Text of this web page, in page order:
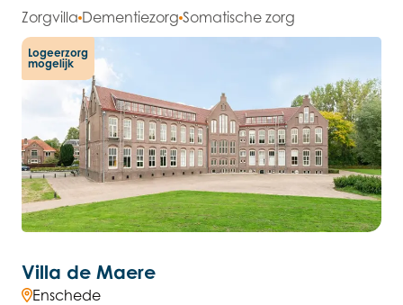
Zorgvilla Dementiezorg Somatische zorg
Logeerzorg
mogelijk
Villa de Maere
Enschede